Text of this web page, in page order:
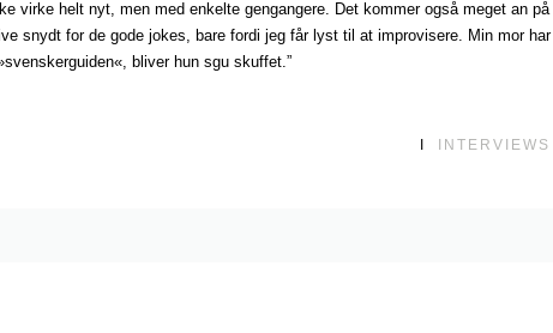
virke helt nyt, men med enkelte gengangere. Det kommer også meget an på
snydt for de gode jokes, bare fordi jeg får lyst til at improvisere. Min mor har
bliver hun sgu skuffet.”
INTERVIEWS